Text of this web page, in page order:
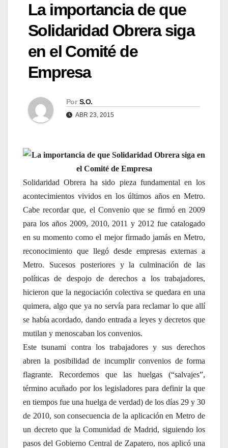
La importancia de que
Solidaridad Obrera siga
en el Comité de
Empresa
Por S.O.
ABR 23, 2015
La importancia de que Solidaridad Obrera siga en
el Comité de Empresa
Solidaridad Obrera ha sido pieza fundamental en los
acontecimientos vividos en los últimos años en Metro.
Cabe recordar que, el Convenio que se firmó en 2009
para los años 2009, 2010, 2011 y 2012 fue catalogado
en su momento como el mejor firmado jamás en Metro,
reconocimiento que llegó desde empresas externas a
Metro. Sucesos posteriores y la culminación de las
políticas de despojo de derechos a los trabajadores,
hicieron que la negociación colectiva se quedara en una
quimera, algo que ya no servía para reclamar lo que allí
se había acordado, dando entrada a leyes y decretos que
mutilan y menoscaban los convenios.
Este tsunami contra los trabajadores y sus derechos
abren la posibilidad de incumplir convenios de forma
flagrante. Recordemos que las huelgas (“salvajes”,
término acuñado por los legisladores para definir la que
en tiempos fue una huelga de verdad) de los días 29 y 30
de 2010, son consecuencia de la aplicación en Metro de
un decreto que la Comunidad de Madrid, siguiendo los
pasos del Gobierno Central de Zapatero, nos aplicó una